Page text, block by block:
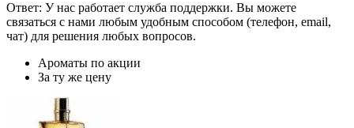
Ответ: У нас работает служба поддержки. Вы можете
связаться с нами любым удобным способом (телефон, email,
чат) для решения любых вопросов.
Ароматы по акции
За ту же цену